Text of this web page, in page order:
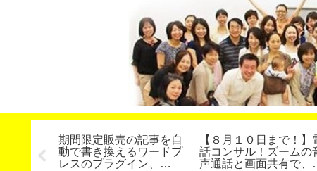
期間限定販売の記事を自
動で書き換えるワードプ
レスのプラグイン、
【８月１０日まで！】
話コンサル！ズームの
声通話と画面共有で、